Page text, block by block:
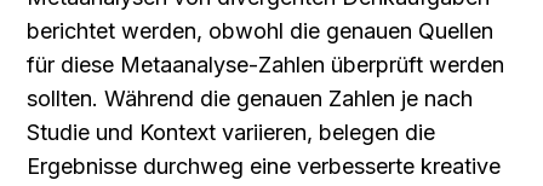
berichtet werden, obwohl die genauen Quellen
für diese Metaanalyse-Zahlen überprüft werden
sollten. Während die genauen Zahlen je nach
Studie und Kontext variieren, belegen die
Ergebnisse durchweg eine verbesserte kreative